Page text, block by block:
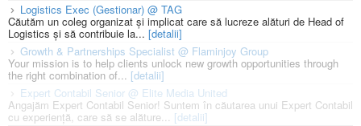
Logistics Exec (Gestionar) @ TAG
Căutăm un coleg organizat și implicat care să lucreze alături de Head of
Logistics și să contribuie la... [detalii]
Growth & Partnerships Specialist @ Flaminjoy Group
Your mission is to help clients unlock new growth opportunities through
the right combination of... [detalii]
Expert Contabil Senior @ Elite Media United
Angajăm Expert Contabil Senior! Suntem în căutarea unui Expert Contabil
cu experiență, care să se alăture... [detalii]